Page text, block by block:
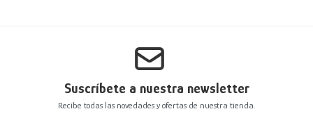
Suscríbete a nuestra newsletter
Recibe todas las novedades y ofertas de nuestra tienda.